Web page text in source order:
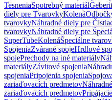
TesneniaSpotrebný materiál
diely pre TvarovkyKolená
tvarovkyNáhradné diely pre
tvarovkyNáhradné diely pre
SuperTubeKolenáŠpeciálne
SpojeniaZvárané spojeHrdlové
spojePrechody na iné materiály
materiályZávitové spojenia
spojeniaPripojenia spojenia
zariaďovacích predmetov
zariaďovacích predmetov